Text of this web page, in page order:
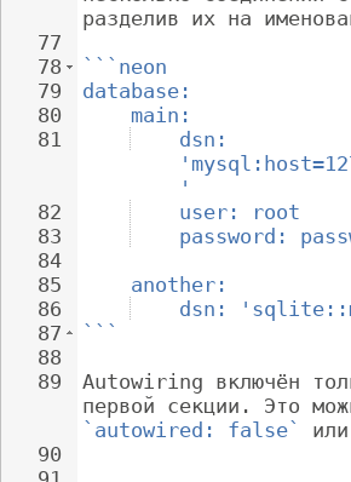
77
78
79
80
81
82
83
84
85
86
87
88
89
90
разделив их на
```neon
database:
main:
dsn:
'
user: root
password:
another:
dsn:
```
Autowiring включён
первой секции. Это
`autowired: false`
или